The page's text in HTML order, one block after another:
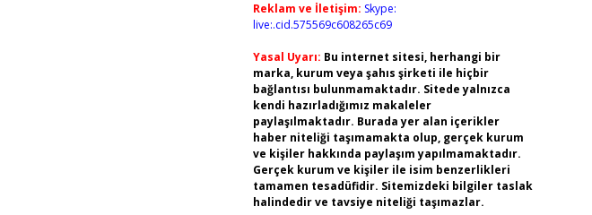
Reklam ve İletişim: Skype:
live:.cid.575569c608265c69
Yasal Uyarı: Bu internet sitesi, herhangi bir
marka, kurum veya şahıs şirketi ile hiçbir
bağlantısı bulunmamaktadır. Sitede yalnızca
kendi hazırladığımız makaleler
paylaşılmaktadır. Burada yer alan içerikler
haber niteliği taşımamakta olup, gerçek kurum
ve kişiler hakkında paylaşım yapılmamaktadır.
Gerçek kurum ve kişiler ile isim benzerlikleri
tamamen tesadüfidir. Sitemizdeki bilgiler taslak
halindedir ve tavsiye niteliği taşımazlar.